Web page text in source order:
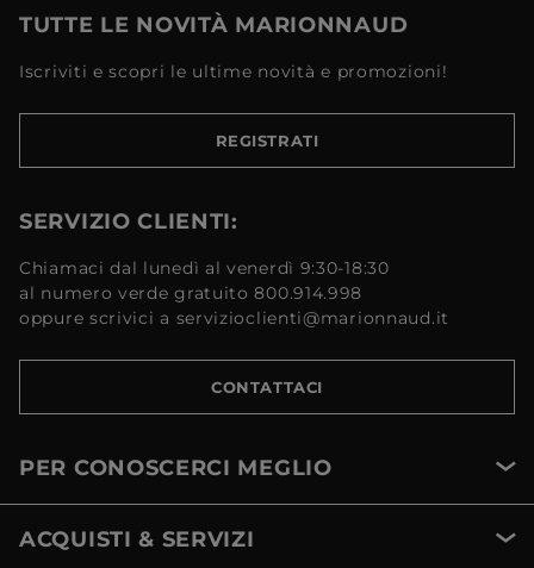
TUTTE LE NOVITÀ MARIONNAUD
Iscriviti e scopri le ultime novità e promozioni!
REGISTRATI
SERVIZIO CLIENTI:
Chiamaci dal lunedì al venerdì 9:30-18:30
al numero verde gratuito 800.914.998
oppure scrivici a servizioclienti@marionnaud.it
CONTATTACI
PER CONOSCERCI MEGLIO
ACQUISTI & SERVIZI